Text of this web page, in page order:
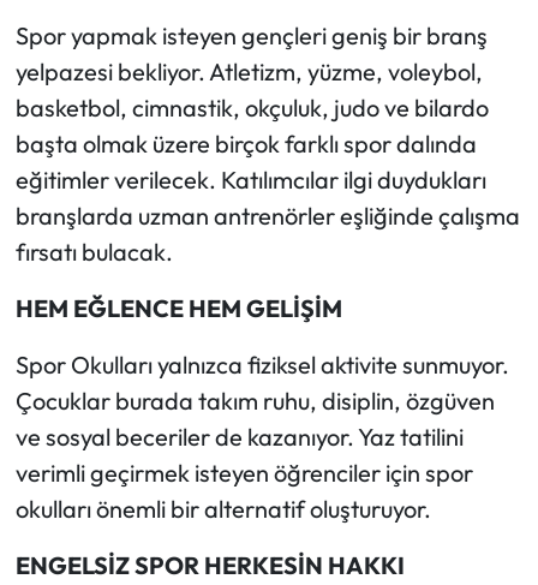
Spor yapmak isteyen gençleri geniş bir branş
yelpazesi bekliyor. Atletizm, yüzme, voleybol,
basketbol, cimnastik, okçuluk, judo ve bilardo
başta olmak üzere birçok farklı spor dalında
eğitimler verilecek. Katılımcılar ilgi duydukları
branşlarda uzman antrenörler eşliğinde çalışma
fırsatı bulacak.
HEM EĞLENCE HEM GELİŞİM
Spor Okulları yalnızca fiziksel aktivite sunmuyor.
Çocuklar burada takım ruhu, disiplin, özgüven
ve sosyal beceriler de kazanıyor. Yaz tatilini
verimli geçirmek isteyen öğrenciler için spor
okulları önemli bir alternatif oluşturuyor.
ENGELSİZ SPOR HERKESİN HAKKI